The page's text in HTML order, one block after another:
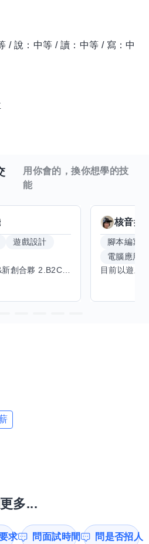
/ 說：中等 / 讀：中等 / 寫：中
用你會的，換你想學的技
能
遊戲設計
核音擅
腳本編寫
電腦應用
多...
求 問面試時間 問是否招人